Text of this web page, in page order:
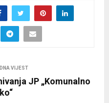
VIJEST
JP „Komunalno